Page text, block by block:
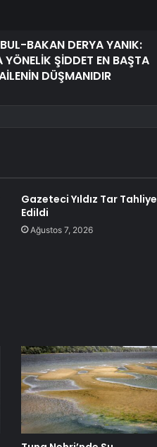
BAKAN DERYA YANIK:
YÖNELİK ŞİDDET EN BAŞTA
DÜŞMANIDIR
Gazeteci Yıldız Tar Tahliye
Edildi
Ağustos 7, 2026